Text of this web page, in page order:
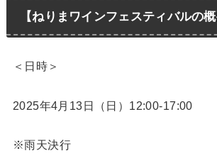
【ねりまワインフェスティバルの概
＜日時＞
2025年4月13日（日）12:00-17:00
※雨天決行